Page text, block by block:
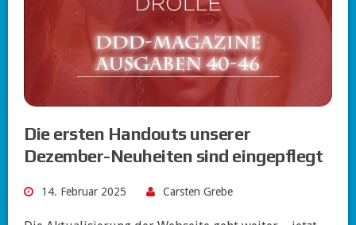
Die ersten Handouts unserer
Dezember-Neuheiten sind eingepflegt
14. Februar 2025 Carsten Grebe